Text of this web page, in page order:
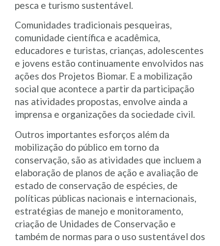
pesca e turismo sustentável.
Comunidades tradicionais pesqueiras,
comunidade científica e acadêmica,
educadores e turistas, crianças, adolescentes
e jovens estão continuamente envolvidos nas
ações dos Projetos Biomar. E a mobilização
social que acontece a partir da participação
nas atividades propostas, envolve ainda a
imprensa e organizações da sociedade civil.
Outros importantes esforços além da
mobilização do público em torno da
conservação, são as atividades que incluem a
elaboração de planos de ação e avaliação de
estado de conservação de espécies, de
políticas públicas nacionais e internacionais,
estratégias de manejo e monitoramento,
criação de Unidades de Conservação e
também de normas para o uso sustentável dos